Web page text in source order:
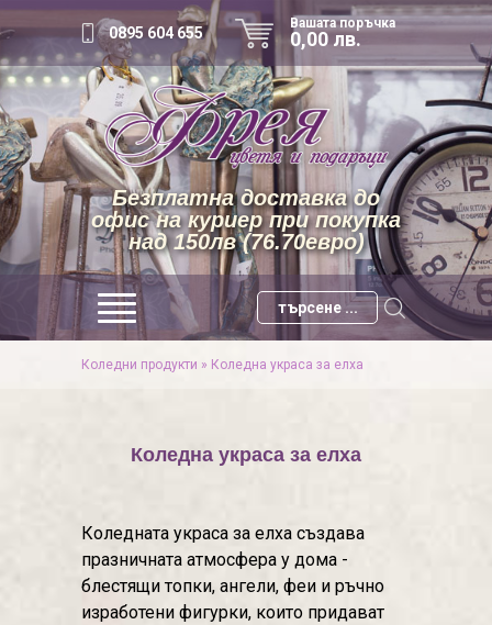
0895 604 655
Вашата поръчка
0,00 лв.
Безплатна доставка до
офис на куриер при покупка
над 150лв (76.70евро)
Коледни продукти » Коледна украса за елха
Коледна украса за елха
Коледната украса за елха създава
празничната атмосфера у дома -
блестящи топки, ангели, феи и ръчно
изработени фигурки, които придават